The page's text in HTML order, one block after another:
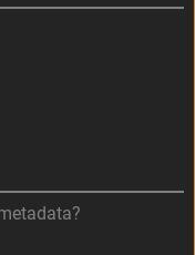
annan webbplats,